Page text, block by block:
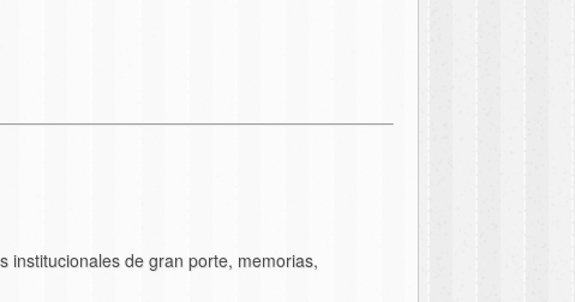
institucionales de gran porte, memorias,